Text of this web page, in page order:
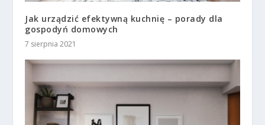
Jak urządzić efektywną kuchnię – porady dla
gospodyń domowych
7 sierpnia 2021